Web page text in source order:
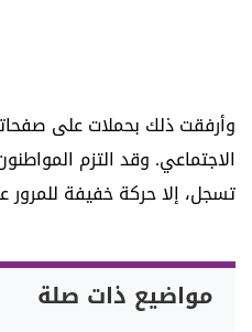
وأرفقت ذلك بحملات على
الاجتماعي. وقد التزم
تسجل، إلا حركة خفيفة للمرور
مواضيع ذات صلة